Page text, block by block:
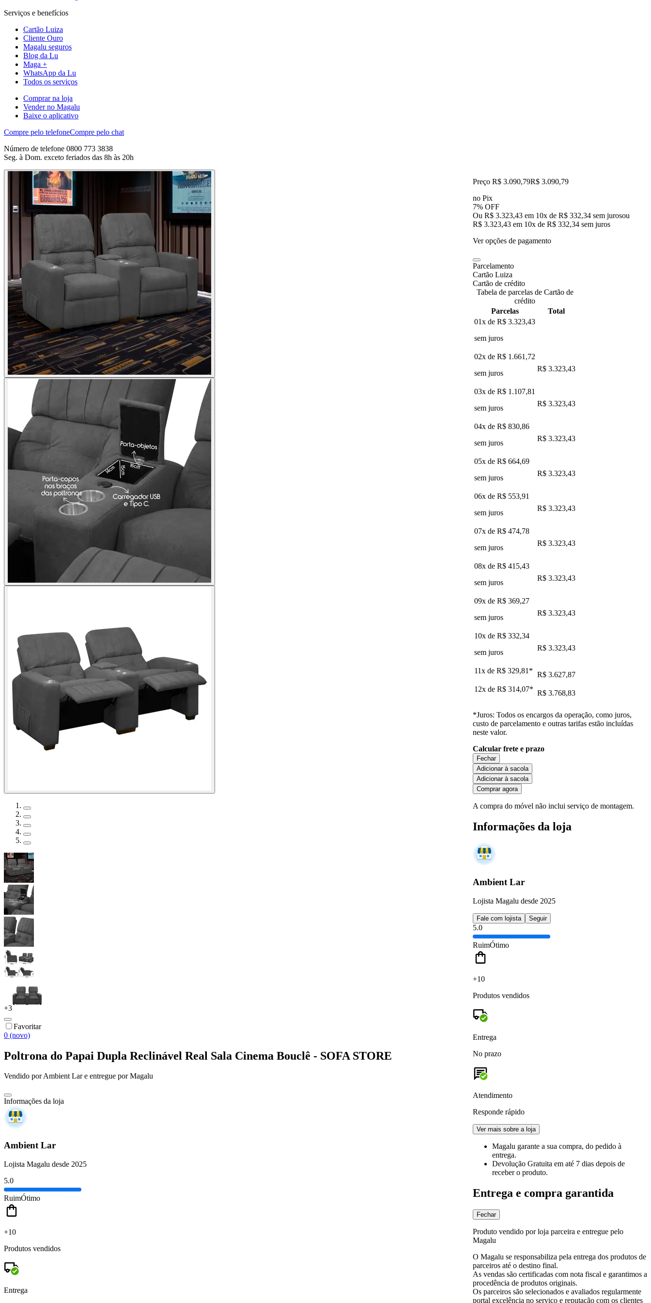
Serviços e benefícios
Cartão Luiza
Cliente Ouro
Magalu seguros
Blog da Lu
Maga +
WhatsApp da Lu
Todos os serviços
Comprar na loja
Vender no Magalu
Baixe o aplicativo
Compre pelo telefoneCompre pelo chat
Número de telefone 0800 773 3838
Seg. à Dom. exceto feriados das 8h às 20h
+3
Favoritar
0 (novo)
Poltrona do Papai Dupla Reclinável Real Sala Cinema Bouclê - SOFA STORE
Vendido porAmbient Lare entregue por Magalu
Informações da loja
Ambient Lar
Lojista Magalu desde 2025
5.0
RuimÓtimo
+10
Produtos vendidos
Entrega
Preço R$ 3.090,79R$ 3.090,79
no Pix
7% OFF
Ou R$ 3.323,43 em 10x de R$ 332,34 sem jurosou
R$ 3.323,43 em 10x de R$ 332,34 sem juros
Ver opções de pagamento
Parcelamento
Cartão Luiza
Cartão de crédito
Tabela de parcelas de Cartão de
crédito
Parcelas
Total
01x de R$ 3.323,43
sem juros
02x de R$ 1.661,72
sem juros
R$ 3.323,43
03x de R$ 1.107,81
sem juros
R$ 3.323,43
04x de R$ 830,86
sem juros
R$ 3.323,43
05x de R$ 664,69
sem juros
R$ 3.323,43
06x de R$ 553,91
sem juros
R$ 3.323,43
07x de R$ 474,78
sem juros
R$ 3.323,43
08x de R$ 415,43
sem juros
R$ 3.323,43
09x de R$ 369,27
sem juros
R$ 3.323,43
10x de R$ 332,34
sem juros
R$ 3.323,43
11x de R$ 329,81 * R$ 3.627,87
12x de R$ 314,07* R$ 3.768,83
*Juros: Todos os encargos da operação, como juros,
custo de parcelamento e outras tarifas estão incluídas
neste valor.
Calcular frete e prazo
Fechar
Adicionar à sacola
Adicionar à sacola
Comprar agora
A compra do móvel não inclui serviço de montagem.
Informações da loja
Ambient Lar
Lojista Magalu desde 2025
Fale com lojista Seguir
5.0
RuimÓtimo
+10
Produtos vendidos
Entrega
No prazo
Atendimento
Responde rápido
Ver mais sobre a loja
Magalu garante a sua compra, do pedido à
entrega.
Devolução Gratuita em até 7 dias depois de
receber o produto.
Entrega e compra garantida
Fechar
Produto vendido por loja parceira e entregue pelo
Magalu
O Magalu se responsabiliza pela entrega dos produtos de
parceiros até o destino final.
As vendas são certificadas com nota fiscal e garantimos a
procedência de produtos originais.
Os parceiros são selecionados e avaliados regularmente
portal excelência no serviço e reputação com os clientes